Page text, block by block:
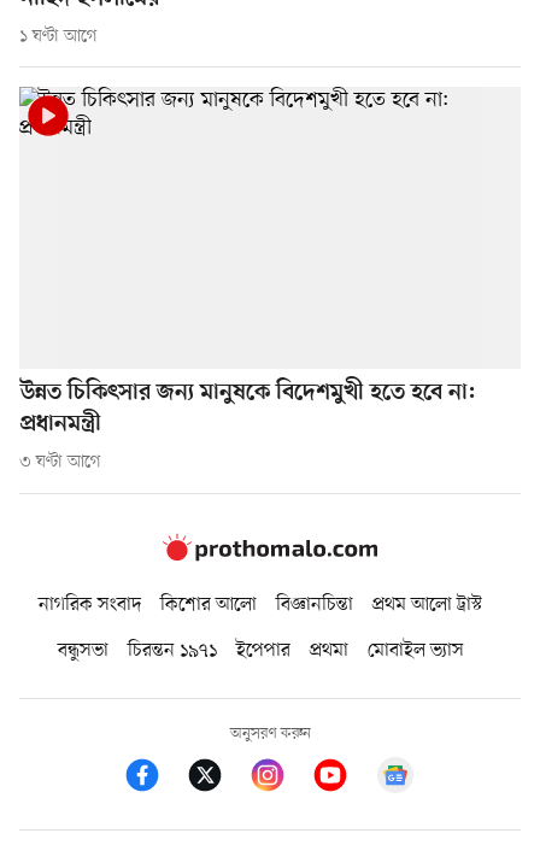
১ ঘণ্টা আগে
উন্নত চিকিৎসার জন্য মানুষকে বিদেশমুখী হতে হবে না:
প্রধানমন্ত্রী
৩ ঘণ্টা আগে
নাগরিক সংবাদ কিশোর আলো বিজ্ঞানচিন্তা
প্রথম আলো ট্রাস্ট
বন্ধুসভা
চিরন্তন ১৯৭১ ইপেপার প্রথমা মোবাইল ভ্যাস
অনুসরণ করুন